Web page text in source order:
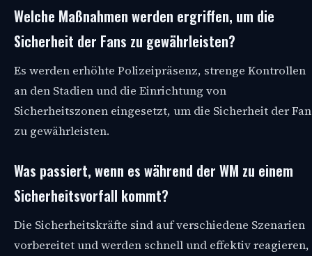
Welche Maßnahmen werden ergriffen, um die
Sicherheit der Fans zu gewährleisten?
Es werden erhöhte Polizeipräsenz, strenge Kontrollen
an den Stadien und die Einrichtung von
Sicherheitszonen eingesetzt, um die Sicherheit der
zu gewährleisten.
Was passiert, wenn es während der WM zu einem
Sicherheitsvorfall kommt?
Die Sicherheitskräfte sind auf verschiedene Szenarien
vorbereitet und werden schnell und effektiv reagieren,